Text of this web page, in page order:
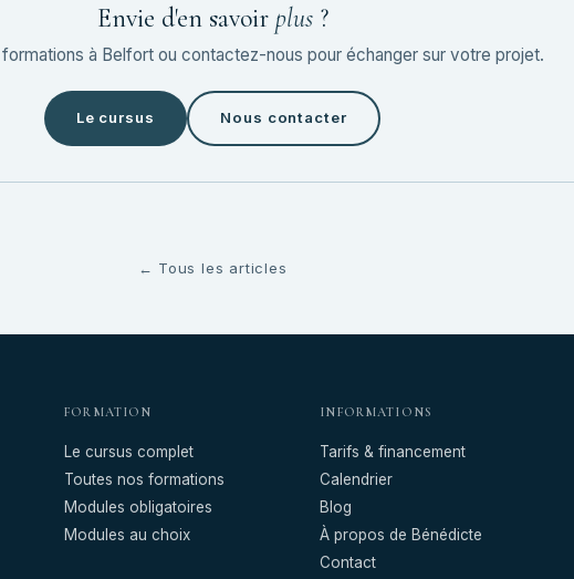
Envie d'en savoir plus?
à Belfort ou contactez-nous pour échanger sur votre projet.
Le cursus Nous contacter
← Tous les articles
FORMATION
Le cursus complet
Toutes nos formations
Modules obligatoires
Modules au choix
INFORMATIONS
Tarifs & financement
Calendrier
Blog
À propos de Bénédicte
Contact